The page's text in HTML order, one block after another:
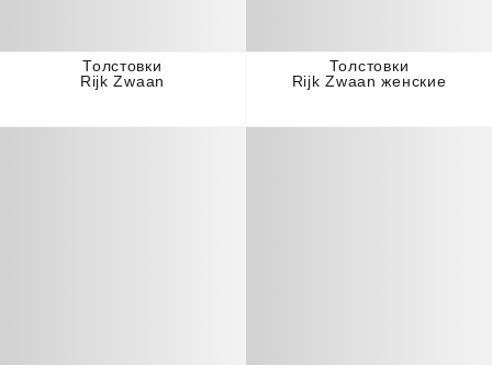
Толстовки
Rijk Zwaan
Толстовки
Rijk Zwaan женские